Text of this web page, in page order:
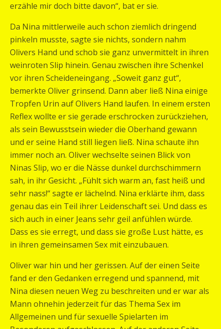
erzähle mir doch bitte davon“, bat er sie.
Da Nina mittlerweile auch schon ziemlich dringend
pinkeln musste, sagte sie nichts, sondern nahm
Olivers Hand und schob sie ganz unvermittelt in ihren
weinroten Slip hinein. Genau zwischen ihre Schenkel
vor ihren Scheideneingang. „Soweit ganz gut“,
bemerkte Oliver grinsend. Dann aber ließ Nina einige
Tropfen Urin auf Olivers Hand laufen. In einem ersten
Reflex wollte er sie gerade erschrocken zurückziehen,
als sein Bewusstsein wieder die Oberhand gewann
und er seine Hand still liegen ließ. Nina schaute ihn
immer noch an. Oliver wechselte seinen Blick von
Ninas Slip, wo er die Nässe dunkel durchschimmern
sah, in ihr Gesicht. „Fühlt sich warm an, fast heiß und
sehr nass!“ sagte er lächelnd. Nina erklärte ihm, dass
genau das ein Teil ihrer Leidenschaft sei. Und dass es
sich auch in einer Jeans sehr geil anfühlen würde.
Dass es sie erregt, und dass sie große Lust hätte, es
in ihren gemeinsamen Sex mit einzubauen.
Oliver war hin und her gerissen. Auf der einen Seite
fand er den Gedanken erregend und spannend, mit
Nina diesen neuen Weg zu beschreiten und er war als
Mann ohnehin jederzeit für das Thema Sex im
Allgemeinen und für sexuelle Spielarten im